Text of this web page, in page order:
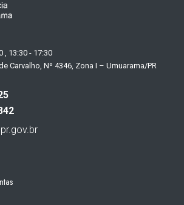
, 13:30 - 17:30
Carvalho, Nº 4346, Zona I – Umuarama/PR